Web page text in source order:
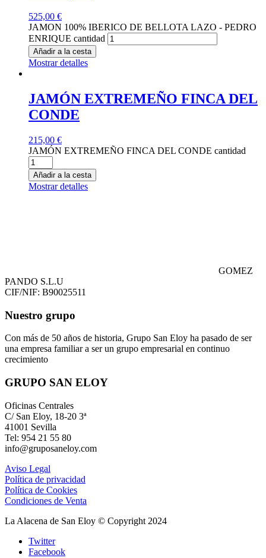
525,00 €
JAMON 100% IBERICO DE BELLOTA LAZO - PEDRO
ENRIQUE cantidad
Añadir a la cesta
Mostrar detalles
JAMÓN EXTREMEÑO FINCA DEL
CONDE
215,00 €
JAMÓN EXTREMEÑO FINCA DEL CONDE cantidad
Añadir a la cesta
Mostrar detalles
GOMEZ
PANDO S.L.U
CIF/NIF: B90025511
Nuestro grupo
Con más de 50 años de historia, Grupo San Eloy ha pasado de ser
una empresa familiar a ser un grupo empresarial en continuo
crecimiento
GRUPO SAN ELOY
Oficinas Centrales
C/ San Eloy, 18-20 3ª
41001 Sevilla
Tel: 954 21 55 80
info@gruposaneloy.com
Aviso Legal
Política de privacidad
Política de Cookies
Condiciones de Venta
La Alacena de San Eloy © Copyright 2024
Twitter
Facebook